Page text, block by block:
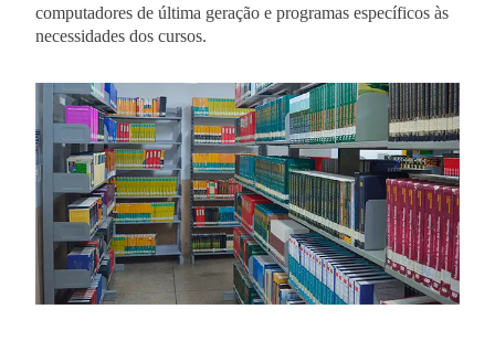
computadores de última geração e programas específicos às
necessidades dos cursos.